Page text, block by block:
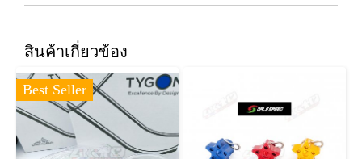
สินค้าเกี่ยวข้อง
Best Seller